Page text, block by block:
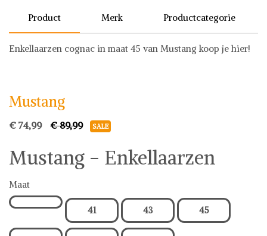
Product Merk Productcategorie
Enkellaarzen cognac in maat 45 van Mustang koop je hier!
Mustang
€ 74,99 € 89,99 SALE
Mustang - Enkellaarzen
Maat
41 43 45